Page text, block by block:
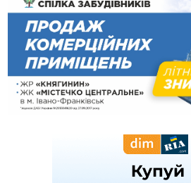
рекомендації до зарахування на
15:28
Кілька вулиць у Долині тимчасово
15:02
ФОТО У Старуні відбулася
14:35
Не знає англійську на
Кишакевич не зможе стати
кримінального суду
14:14
У Ворохті проведуть Кубок ФЛСУ
На Калущині розшукали
Боднар розповів про реакцію